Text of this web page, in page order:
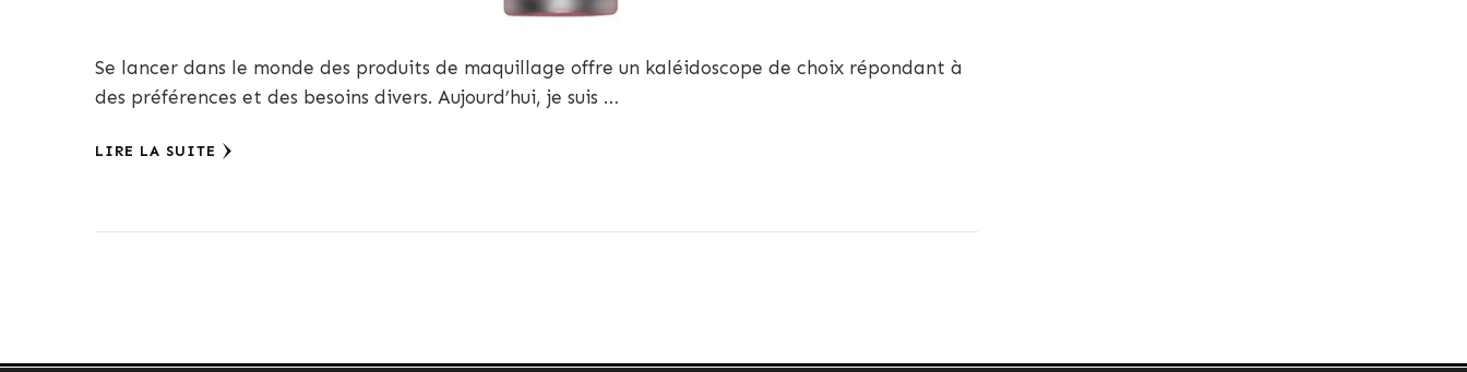
Se lancer dans le monde des produits de maquillage offre un kaléidoscope de choix répondant à
des préférences et des besoins divers. Aujourd’hui, je suis …
LIRE LA SUITE